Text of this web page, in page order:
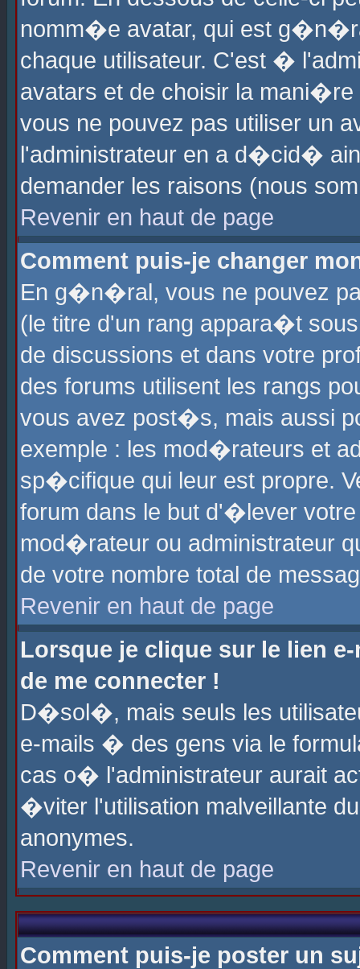
nomm�e avatar, qui est
chaque utilisateur. C'est �
avatars et de choisir la
vous ne pouvez pas utiliser un
l'administrateur en a d�cid�
demander les raisons (nous
Revenir en haut de page
Comment puis-je changer
En g�n�ral, vous ne pouvez
(le titre d'un rang appara�t
de discussions et dans votre
des forums utilisent les rangs
vous avez post�s, mais aussi
exemple : les mod�rateurs et
sp�cifique qui leur est propre.
forum dans le but d'�lever
mod�rateur ou administrateur
de votre nombre total de
Revenir en haut de page
Lorsque je clique sur le lien
de me connecter !
D�sol�, mais seuls les
e-mails � des gens via le
cas o� l'administrateur aurait
�viter l'utilisation malveillante
anonymes.
Revenir en haut de page
Comment puis-je poster un